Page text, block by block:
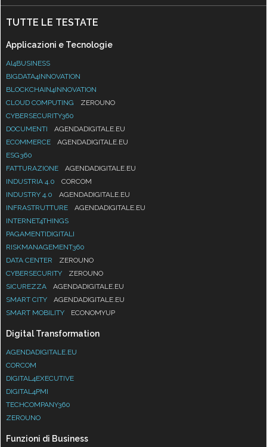
TUTTE LE TESTATE
Applicazioni e Tecnologie
AI4BUSINESS
BIGDATA4INNOVATION
BLOCKCHAIN4INNOVATION
CLOUD COMPUTING
ZEROUNO
CYBERSECURITY360
DOCUMENTI
AGENDADIGITALE.EU
ECOMMERCE
AGENDADIGITALE.EU
ESG360
FATTURAZIONE
AGENDADIGITALE.EU
INDUSTRIA 4.0
CORCOM
INDUSTRY 4.0
AGENDADIGITALE.EU
INFRASTRUTTURE
AGENDADIGITALE.EU
INTERNET4THINGS
PAGAMENTIDIGITALI
RISKMANAGEMENT360
DATA CENTER
ZEROUNO
CYBERSECURITY
ZEROUNO
SICUREZZA
AGENDADIGITALE.EU
SMART CITY
AGENDADIGITALE.EU
SMART MOBILITY
ECONOMYUP
Digital Transformation
AGENDADIGITALE.EU
CORCOM
DIGITAL4EXECUTIVE
DIGITAL4PMI
TECHCOMPANY360
ZEROUNO
Funzioni di Business